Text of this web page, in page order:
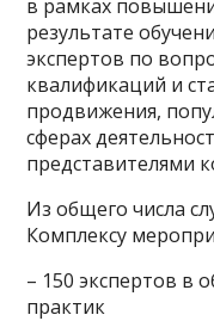
в рамках
результате
экспертов по
квалификаций и
продвижения,
сферах
представителями
Из общего числа
Комплексу
– 150 экспертов в
практик